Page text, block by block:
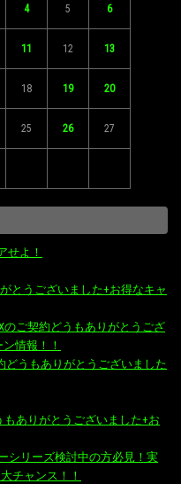
4 5 6
11 12 13
18 19 20
25 26 27
せよ！
とうございました+お得なキャ
のご契約どうもありがとうござ
情報！！
どうもありがとうございました
もありがとうございました+お
シリーズ検討中の方必見！実
チャンス！！